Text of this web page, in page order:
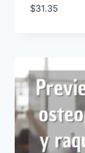
$31.35